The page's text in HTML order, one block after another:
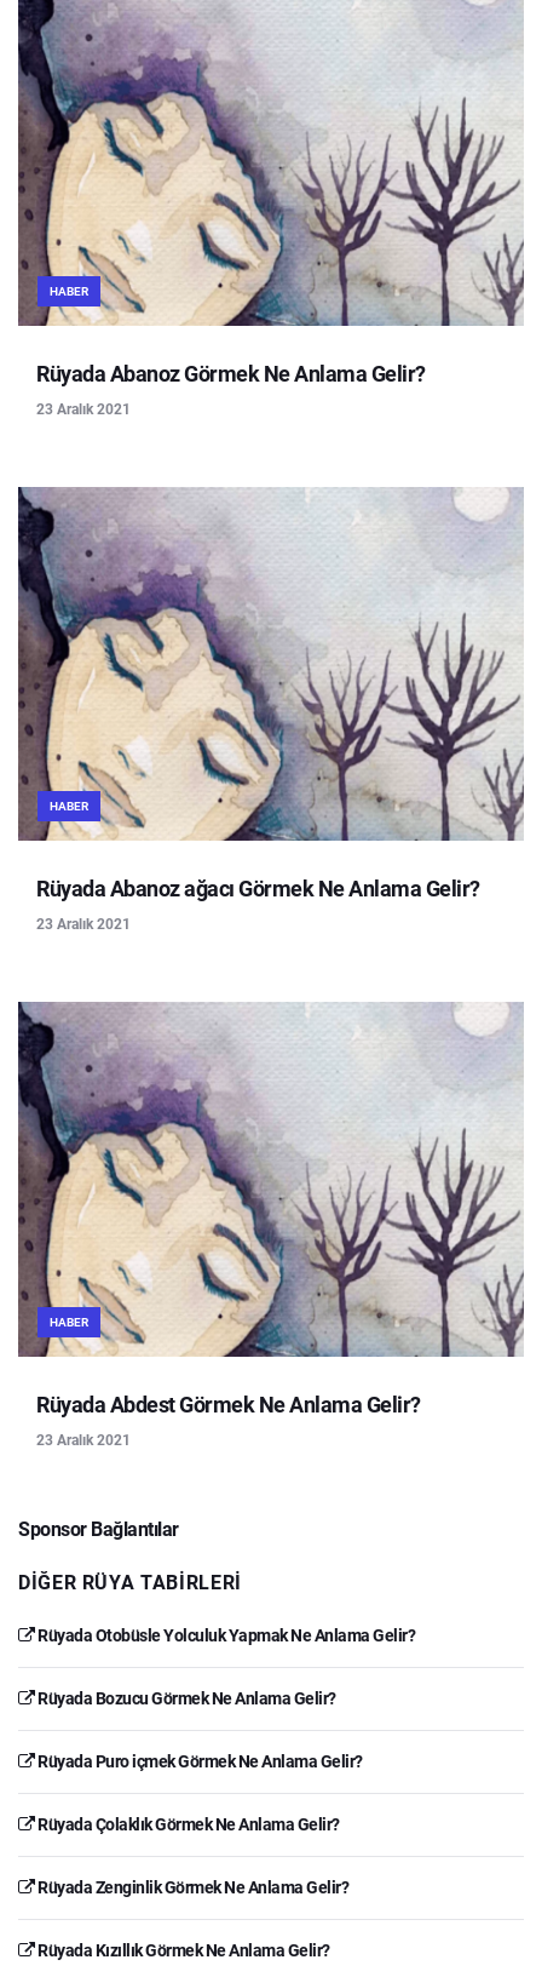
HABER
Rüyada Abanoz Görmek Ne Anlama Gelir?
23 Aralık 2021
HABER
Rüyada Abanoz ağacı Görmek Ne Anlama Gelir?
23 Aralık 2021
HABER
Rüyada Abdest Görmek Ne Anlama Gelir?
23 Aralık 2021
Sponsor Bağlantılar
DIĞER RÜYA TABIRLERI
Rüyada Otobüsle Yolculuk Yapmak Ne Anlama Gelir?
Rüyada Bozucu Görmek Ne Anlama Gelir?
Rüyada Puro içmek Görmek Ne Anlama Gelir?
Rüyada Çolaklık Görmek Ne Anlama Gelir?
Rüyada Zenginlik Görmek Ne Anlama Gelir?
Rüyada Kızıllık Görmek Ne Anlama Gelir?